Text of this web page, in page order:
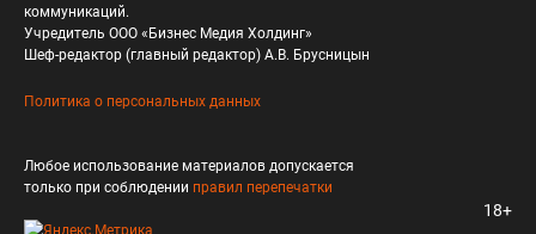
коммуникаций.
Учредитель ООО «Бизнес Медия Холдинг»
Шеф-редактор (главный редактор) А.В. Брусницын
Политика о персональных данных
Любое использование материалов допускается
только при соблюдении правил перепечатки
18+